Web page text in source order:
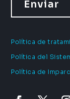
Política de
Política del
Política de